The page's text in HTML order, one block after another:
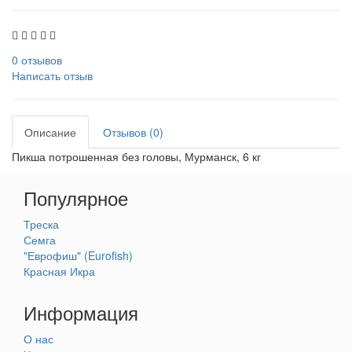
0 отзывов
Написать отзыв
Описание
Отзывов (0)
Пикша потрошенная без головы, Мурманск, 6 кг
Популярное
Треска
Семга
"Еврофиш" (Eurofish)
Красная Икра
Информация
О нас